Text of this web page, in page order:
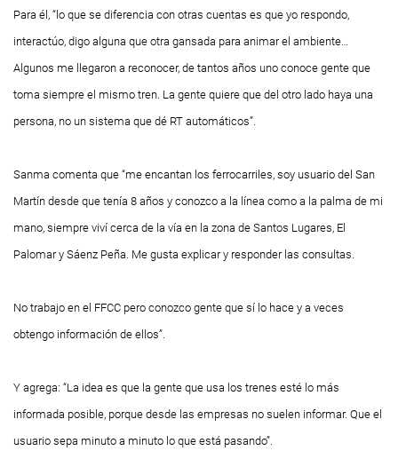
Para él, “lo que se diferencia con otras cuentas es que yo respondo,
interactúo, digo alguna que otra gansada para animar el ambiente…
Algunos me llegaron a reconocer, de tantos años uno conoce gente que
toma siempre el mismo tren. La gente quiere que del otro lado haya una
persona, no un sistema que dé RT automáticos”.
Sanma comenta que “me encantan los ferrocarriles, soy usuario del San
Martín desde que tenía 8 años y conozco a la línea como a la palma de mi
mano, siempre viví cerca de la vía en la zona de Santos Lugares, El
Palomar y Sáenz Peña. Me gusta explicar y responder las consultas.
No trabajo en el FFCC pero conozco gente que sí lo hace y a veces
obtengo información de ellos”.
Y agrega: “La idea es que la gente que usa los trenes esté lo más
informada posible, porque desde las empresas no suelen informar. Que el
usuario sepa minuto a minuto lo que está pasando”.